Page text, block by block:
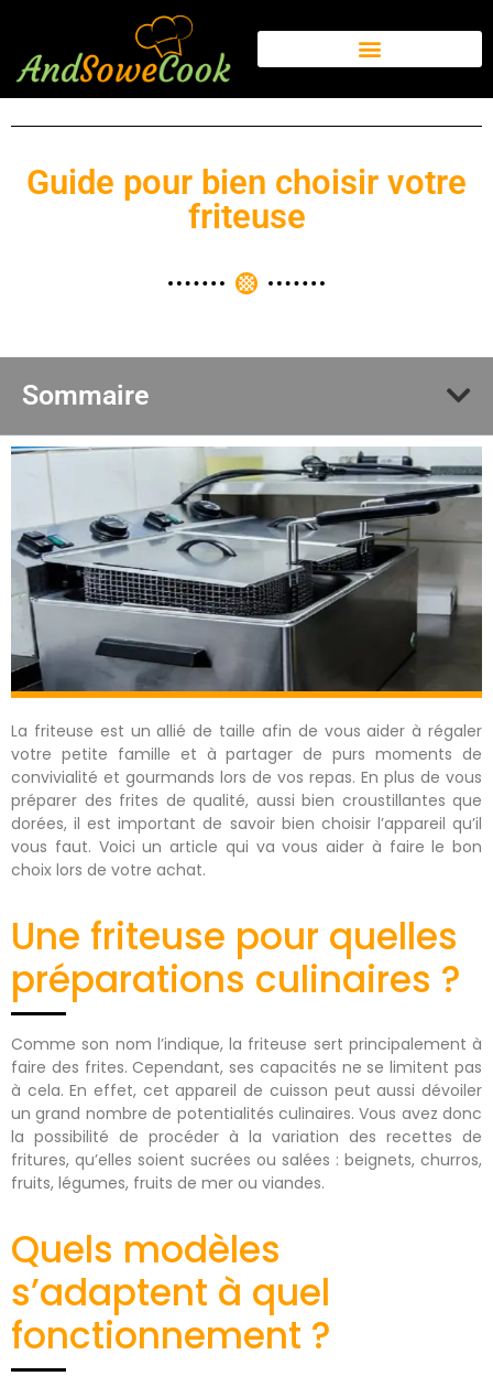
Guide pour bien choisir votre
friteuse
Sommaire
La friteuse est un allié de taille afin de vous aider à régaler
votre petite famille et à partager de purs moments de
convivialité et gourmands lors de vos repas. En plus de vous
préparer des frites de qualité, aussi bien croustillantes que
dorées, il est important de savoir bien choisir l’appareil qu’il
vous faut. Voici un article qui va vous aider à faire le bon
choix lors de votre achat.
Une friteuse pour quelles
préparations culinaires ?
Comme son nom l’indique, la friteuse sert principalement à
faire des frites. Cependant, ses capacités ne se limitent pas
à cela. En effet, cet appareil de cuisson peut aussi dévoiler
un grand nombre de potentialités culinaires. Vous avez donc
la possibilité de procéder à la variation des recettes de
fritures, qu’elles soient sucrées ou salées : beignets, churros,
fruits, légumes, fruits de mer ou viandes.
Quels modèles
s’adaptent à quel
fonctionnement ?